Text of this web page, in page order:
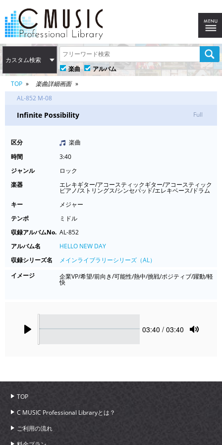
カスタム検索
楽曲
アルバム
TOP
楽曲詳細画面
AL-852 M-08
Infinite Possibility Full
区分
楽曲
時間
3:40
ジャンル
ロック
楽器
エレキギター/アコースティックギター/アコースティック
ピアノ/ストリングス/シンセパッド/エレキベース/ドラム
キー
メジャー
テンポ
ミドル
収録アルバムNo. AL-852
アルバム名
HELLO NEW DAY
収録シリーズ名
メインライブラリーシリーズ（AL）
イメージ
企業VP/希望/前向き/可能性/熱中/挑戦/ポジティブ/躍動/軽
快
Current
03:40 / 03:40
TOP
C MUSIC Professional Libraryとは？
ご利用の流れ